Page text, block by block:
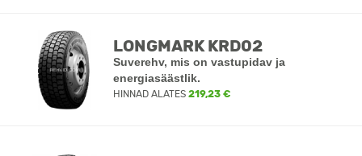
LONGMARK KRD02
Suverehv, mis on vastupidav ja
energiasäästlik.
HINNAD ALATES 219,23 €